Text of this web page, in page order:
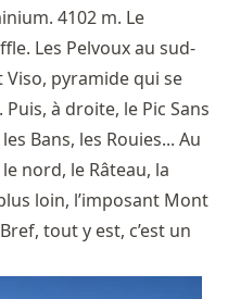
4102 m. Le
Les Pelvoux au sud-
Viso, pyramide qui se
à droite, le Pic Sans
Bans, les Rouies... Au
nord, le Râteau, la
loin, l’imposant Mont
tout y est, c’est un